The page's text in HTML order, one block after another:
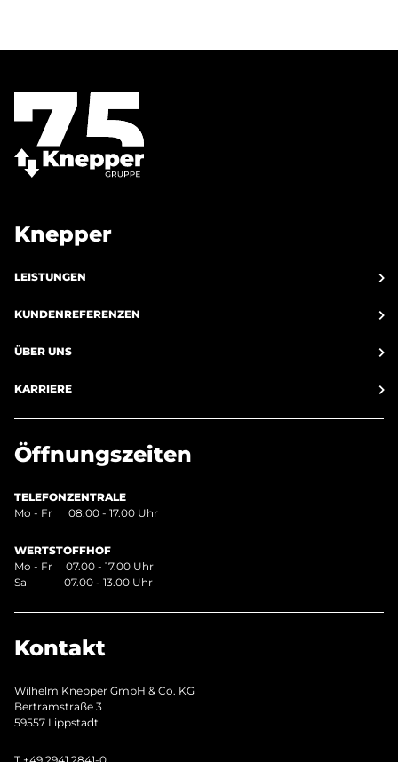
Knepper
LEISTUNGEN
KUNDENREFERENZEN
ÜBER UNS
KARRIERE
Öffnungszeiten
TELEFONZENTRALE
Mo - Fr 08.00 - 17.00 Uhr
WERTSTOFFHOF
Mo - Fr 07.00 - 17.00 Uhr
Sa 07.00 - 13.00 Uhr
Kontakt
Wilhelm Knepper GmbH & Co. KG
Bertramstraße 3
59557 Lippstadt